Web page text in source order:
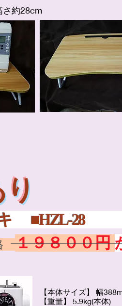
約28cm
ジュ
１９８００円
【本体サイズ】 幅
【重量】 5.9kg(本体)